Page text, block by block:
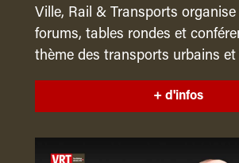
Ville, Rail & Transports organise
forums, tables rondes et
thème des transports urbains et
+ d'infos